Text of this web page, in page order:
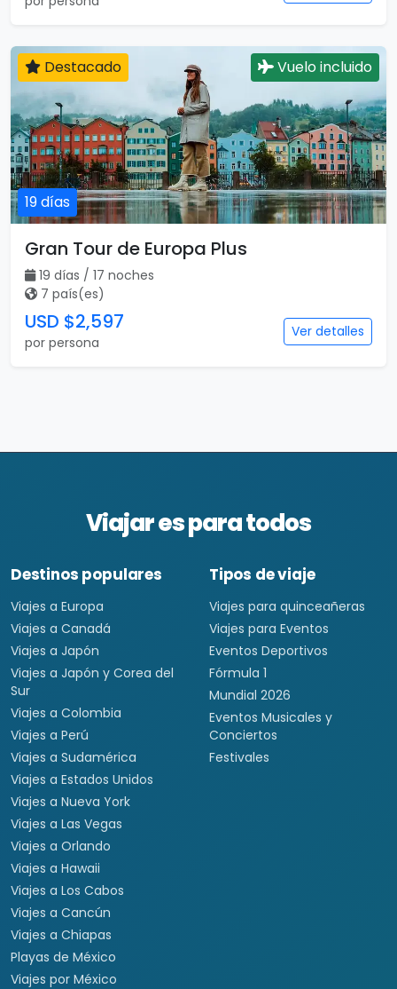
19 días
Destacado Vuelo incluido
Gran Tour de Europa Plus
19 días / 17 noches
7 país(es)
USD $2,597
por persona
Ver detalles
Viajar es para todos
Destinos populares
Viajes a Europa
Viajes a Canadá
Viajes a Japón
Viajes a Japón y Corea del
Sur
Viajes a Colombia
Viajes a Perú
Viajes a Sudamérica
Viajes a Estados Unidos
Viajes a Nueva York
Viajes a Las Vegas
Viajes a Orlando
Viajes a Hawaii
Viajes a Los Cabos
Viajes a Cancún
Viajes a Chiapas
Playas de México
Viajes por México
Tipos de viaje
Viajes para quinceañeras
Viajes para Eventos
Eventos Deportivos
Fórmula 1
Mundial 2026
Eventos Musicales y
Conciertos
Festivales